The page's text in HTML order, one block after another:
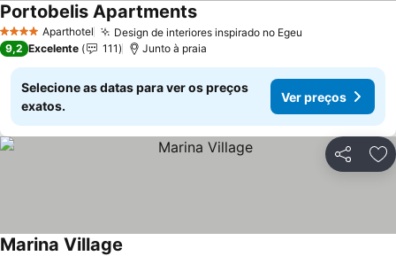
4 EstrelasAparthotel Design de interiores inspirado no Egeu
Portobelis Apartments
9,2 Excelente 111 Junto à praia
Selecione as datas para ver os preços
exatos.
Ver preços
Partilhar
Marina Village